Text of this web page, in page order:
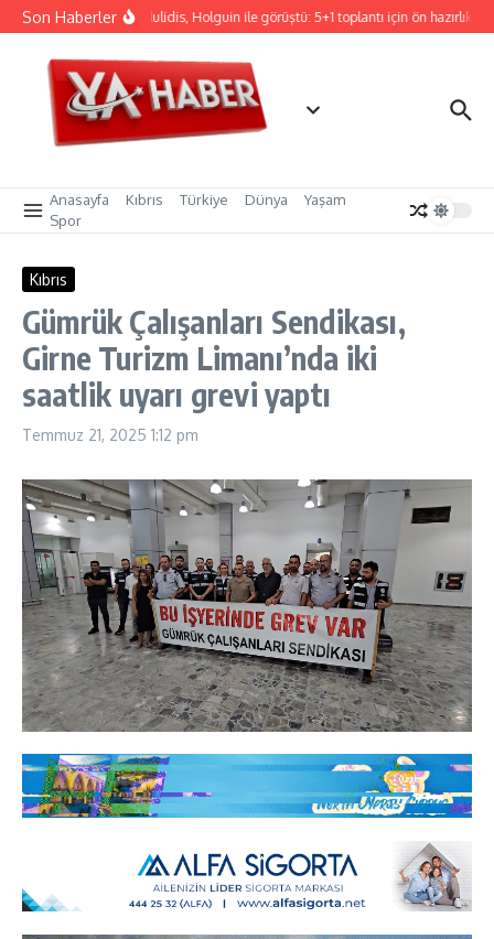
İçeriğe atla
Son HaberlerHristodulidis, Holguin ile görüştü: 5+1 toplantı için ön hazırlık
Anasayfa Kıbrıs Türkiye Dünya
Yaşam
Spor
Kıbrıs
Gümrük Çalışanları Sendikası,
Girne Turizm Limanı’nda iki
saatlik uyarı grevi yaptı
Temmuz 21, 2025 1:12 pm